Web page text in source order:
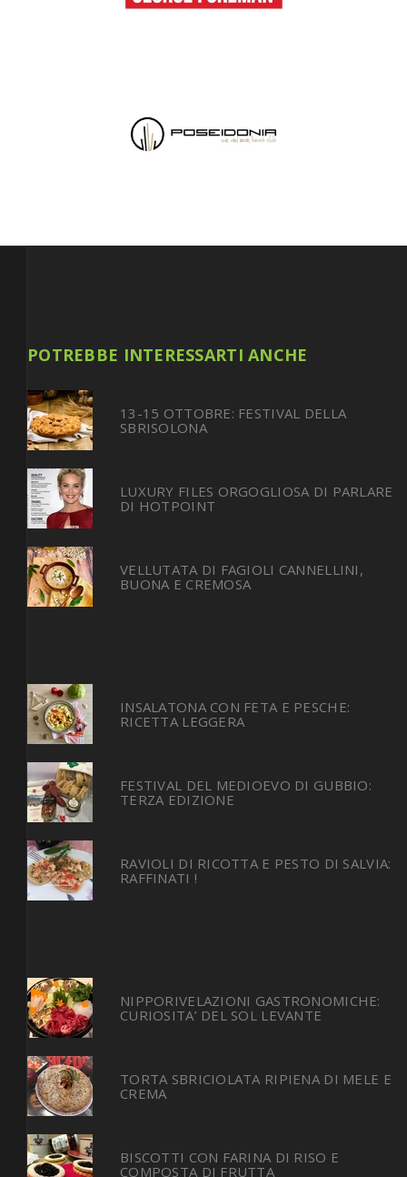
POTREBBE INTERESSARTI ANCHE
13-15 OTTOBRE: FESTIVAL DELLA
SBRISOLONA
LUXURY FILES ORGOGLIOSA DI PARLARE
DI HOTPOINT
VELLUTATA DI FAGIOLI CANNELLINI,
BUONA E CREMOSA
INSALATONA CON FETA E PESCHE:
RICETTA LEGGERA
FESTIVAL DEL MEDIOEVO DI GUBBIO:
TERZA EDIZIONE
RAVIOLI DI RICOTTA E PESTO DI SALVIA:
RAFFINATI !
NIPPORIVELAZIONI GASTRONOMICHE:
CURIOSITA’ DEL SOL LEVANTE
TORTA SBRICIOLATA RIPIENA DI MELE E
CREMA
BISCOTTI CON FARINA DI RISO E
COMPOSTA DI FRUTTA